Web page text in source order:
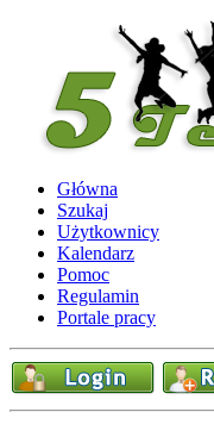
Główna
Szukaj
Użytkownicy
Kalendarz
Pomoc
Regulamin
Portale pracy